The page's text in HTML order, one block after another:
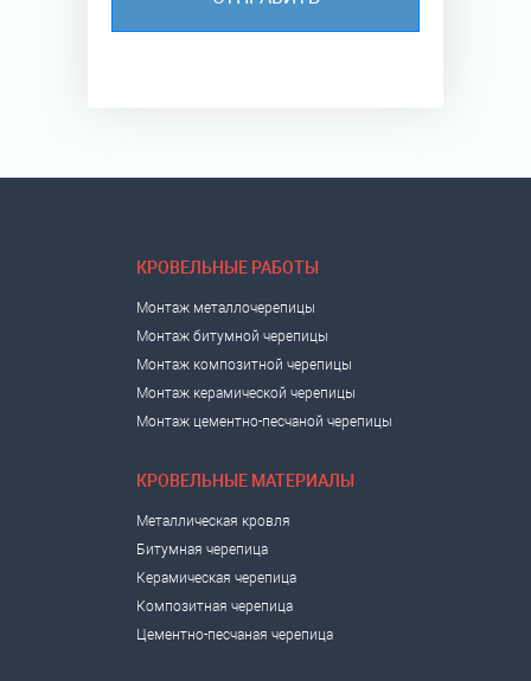
КРОВЕЛЬНЫЕ РАБОТЫ
Монтаж металлочерепицы
Монтаж битумной черепицы
Монтаж композитной черепицы
Монтаж керамической черепицы
Монтаж цементно-песчаной черепицы
КРОВЕЛЬНЫЕ МАТЕРИАЛЫ
Металлическая кровля
Битумная черепица
Керамическая черепица
Композитная черепица
Цементно-песчаная черепица